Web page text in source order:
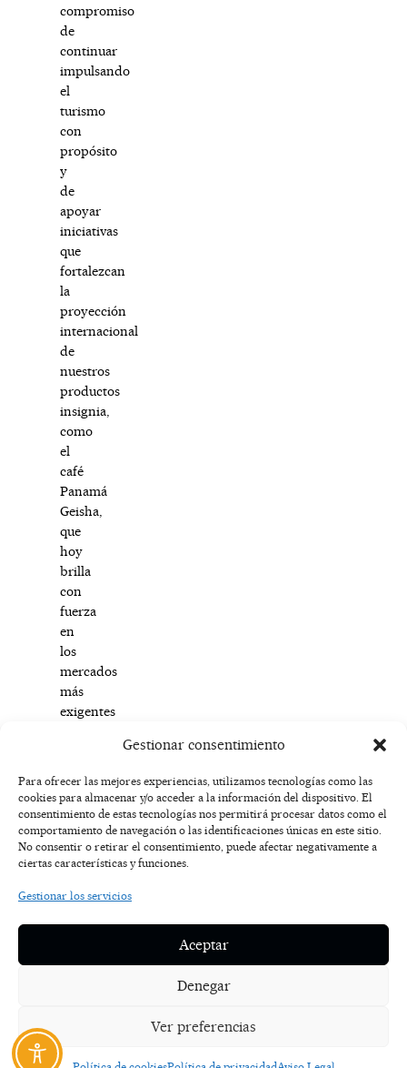
Gestionar consentimiento
Para ofrecer las mejores experiencias, utilizamos tecnologías como las
cookies para almacenar y/o acceder a la información del dispositivo. El
consentimiento de estas tecnologías nos permitirá procesar datos como el
comportamiento de navegación o las identificaciones únicas en este sitio.
No consentir o retirar el consentimiento, puede afectar negativamente a
ciertas características y funciones.
Gestionar los servicios
Aceptar
Denegar
Ver preferencias
compromiso
de
continuar
impulsando
el
turismo
con
propósito
y
de
apoyar
iniciativas
que
fortalezcan
la
proyección
internacional
de
nuestros
productos
insignia,
como
el
café
Panamá
Geisha,
que
hoy
brilla
con
fuerza
en
los
mercados
más
exigentes
F
a
c
e
f
I
n
s
t
X
-
t
w
Y
o
u
t
T
i
k
t
AVISO
POLÍTICA DE
CONTACTO